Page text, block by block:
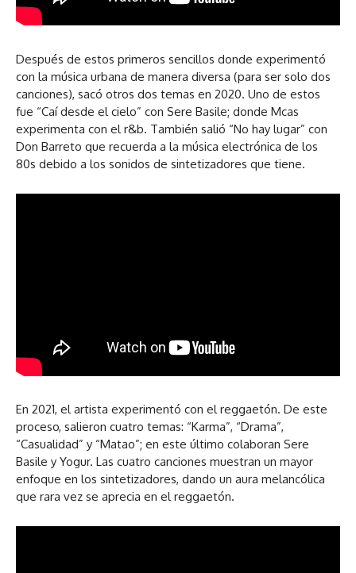
Después de estos primeros sencillos donde experimentó
con la música urbana de manera diversa (para ser solo dos
canciones), sacó otros dos temas en 2020. Uno de estos
fue “Caí desde el cielo” con Sere Basile; donde Mcas
experimenta con el r&b. También salió “No hay lugar” con
Don Barreto que recuerda a la música electrónica de los
80s debido a los sonidos de sintetizadores que tiene.
En 2021, el artista experimentó con el reggaetón. De este
proceso, salieron cuatro temas: “Karma”, “Drama”,
“Casualidad” y “Matao”; en este último colaboran Sere
Basile y Yogur. Las cuatro canciones muestran un mayor
enfoque en los sintetizadores, dando un aura melancólica
que rara vez se aprecia en el reggaetón.